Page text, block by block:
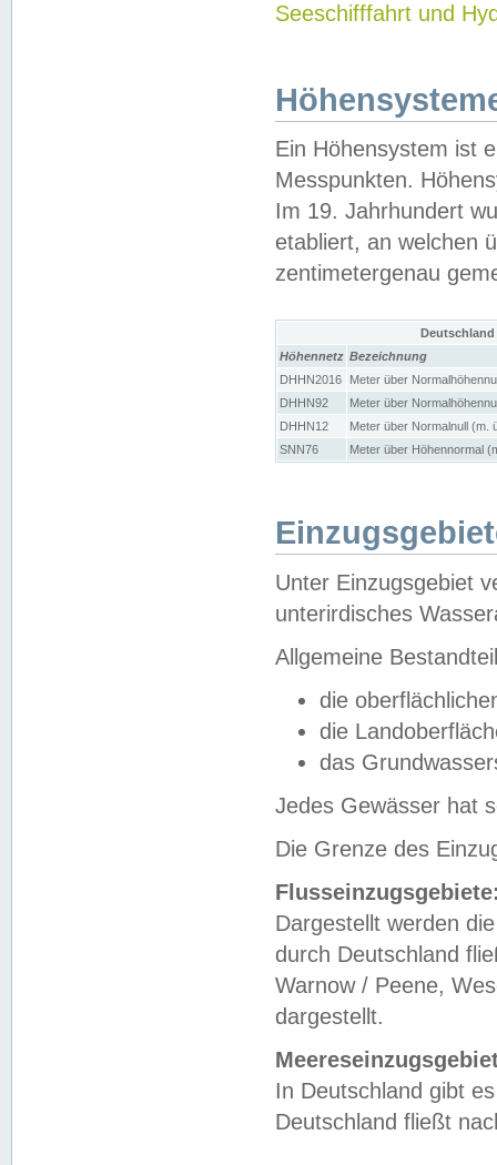
Seeschifffahrt und
Ein Höhensystem ist
Messpunkten.
Im 19. Jahrhundert
etabliert, an welchen
zentimetergenau
Höhennetz Bezeichnung
DHHN2016
Meter über
DHHN92
Meter über
DHHN12
Meter über Normalnull (m.
SNN76
Meter über Höhennormal
Unter Einzugsgebiet
unterirdisches
Allgemeine
die
die
das
Jedes Gewässer hat
Die Grenze des
Dargestellt werden
durch Deutschland
Warnow / Peene,
dargestellt.
In Deutschland gibt
Deutschland fließt